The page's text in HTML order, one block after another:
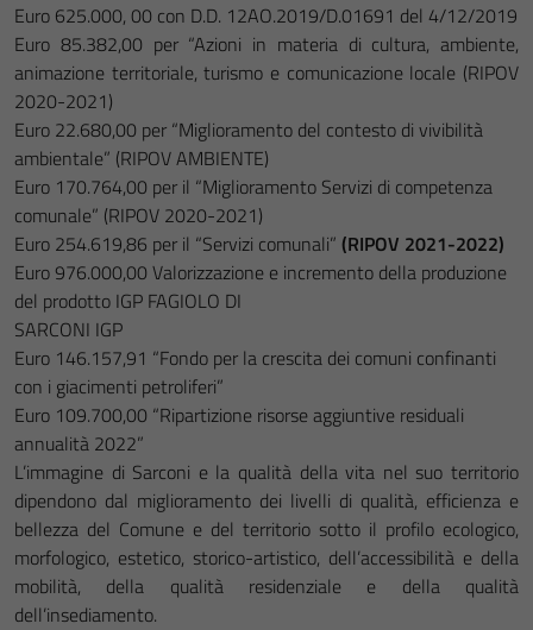
Euro 625.000, 00 con D.D. 12AO.2019/D.01691 del 4/12/2019
Euro 85.382,00 per “Azioni in materia di cultura, ambiente,
animazione territoriale, turismo e comunicazione locale (RIPOV
2020-2021)
Euro 22.680,00 per “Miglioramento del contesto di vivibilità
ambientale” (RIPOV AMBIENTE)
Euro 170.764,00 per il “Miglioramento Servizi di competenza
comunale” (RIPOV 2020-2021)
Euro 254.619,86 per il “Servizi comunali” (RIPOV 2021-2022)
Euro 976.000,00 Valorizzazione e incremento della produzione
del prodotto IGP FAGIOLO DI
SARCONI IGP
Euro 146.157,91 “Fondo per la crescita dei comuni confinanti
con i giacimenti petroliferi”
Euro 109.700,00 “Ripartizione risorse aggiuntive residuali
annualità 2022”
L’immagine di Sarconi e la qualità della vita nel suo territorio
dipendono dal miglioramento dei livelli di qualità, efficienza e
bellezza del Comune e del territorio sotto il profilo ecologico,
morfologico, estetico, storico-artistico, dell’accessibilità e della
mobilità, della qualità residenziale e della qualità
dell’insediamento.